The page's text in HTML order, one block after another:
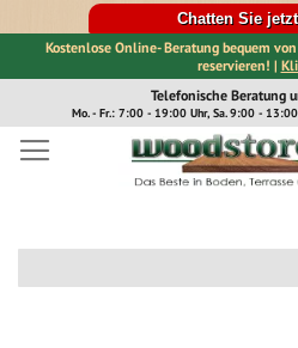
Chatten Sie
Kostenlose Online- Beratung bequem
reservieren! |
Inhalt
Telefonische Beratung
Mo. - Fr.: 7:00 - 19:00 Uhr, Sa. 9:00 -